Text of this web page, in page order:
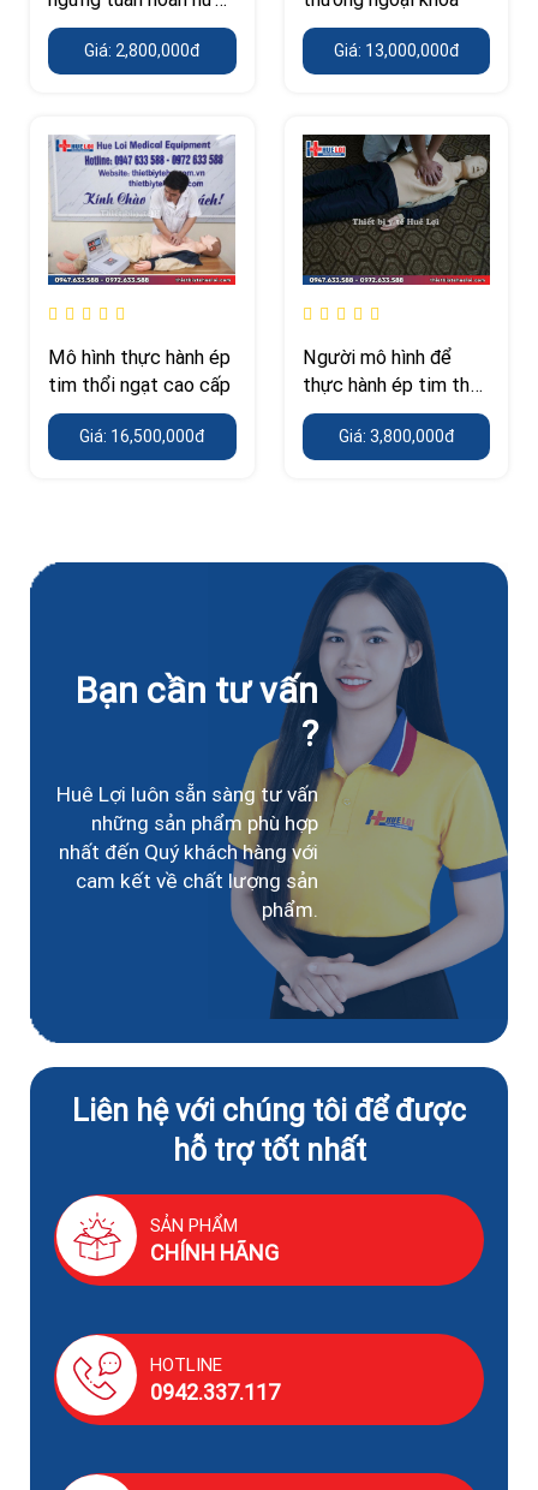
người cơ bản
Giá: 2,800,000đ Giá: 13,000,000đ
Mô hình thực hành ép
tim thổi ngạt cao cấp
Giá: 16,500,000đ
Người mô hình để
thực hành ép tim thổi
ngạt 170cm
Giá: 3,800,000đ
Bạn cần tư vấn
?
Huê Lợi luôn sẵn sàng tư vấn
những sản phẩm phù hợp
nhất đến Quý khách hàng với
cam kết về chất lượng sản
phẩm.
Liên hệ với chúng tôi để được
hỗ trợ tốt nhất
SẢN PHẨM
CHÍNH HÃNG
HOTLINE
0942.337.117